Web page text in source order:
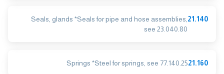
21.140
Seals, glands *Seals for pipe and hose assemblies,
see 23.040.80
21.160
Springs *Steel for springs, see 77.140.25